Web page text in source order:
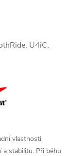
U4iC,
vlastnosti
stabilitu. Při běhu